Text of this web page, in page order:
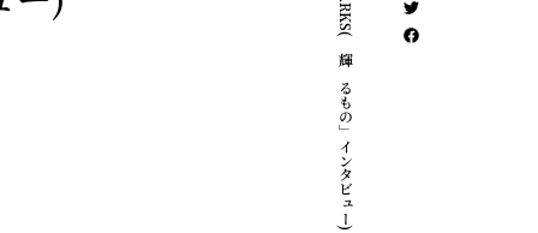
【WEB】BARKS(「輝けるもの」インタビュー)